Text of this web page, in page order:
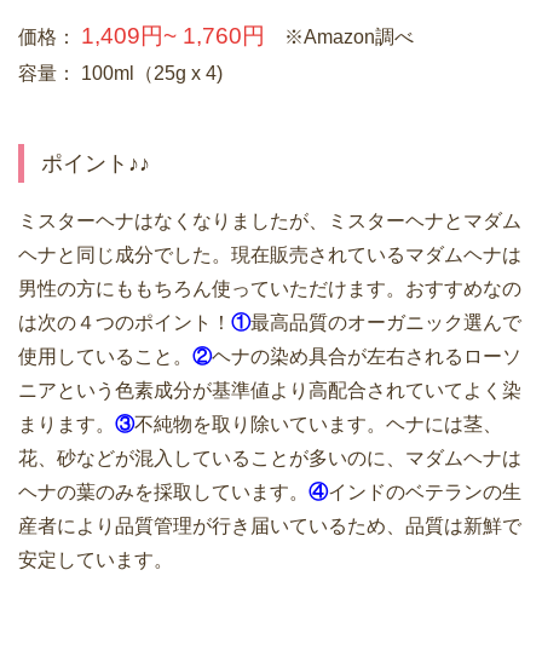
価格： 1,409円~ 1,760円
※Amazon調べ
容量：
100ml（25g x 4)
ポイント♪♪
ミスターヘナはなくなりましたが、ミスターヘナとマダム
ヘナと同じ成分でした。現在販売されているマダムヘナは
男性の方にももちろん使っていただけます。おすすめなの
は次の４つのポイント！ ①最高品質のオーガニック選んで
使用していること。 ②ヘナの染め具合が左右されるローソ
ニアという色素成分が基準値より高配合されていてよく染
まります。 ③不純物を取り除いています。ヘナには茎、
花、砂などが混入していることが多いのに、マダムヘナは
ヘナの葉のみを採取しています。 ④インドのベテランの生
産者により品質管理が行き届いているため、品質は新鮮で
安定しています。